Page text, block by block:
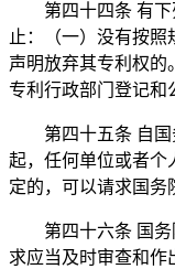
第四十四条 有
止：（一）没有按
声明放弃其专利权的
专利行政部门登记和
第四十五条 自
起，任何单位或者个
定的，可以请求 国务
第四十六条 国
求应当及时审查和作